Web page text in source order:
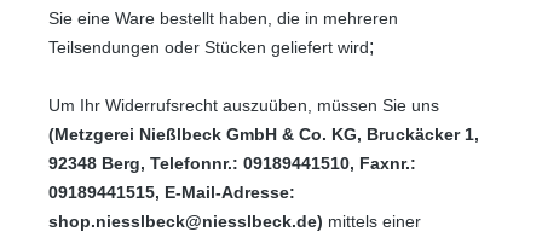
Sie eine Ware bestellt haben, die in mehreren
Teilsendungen oder Stücken geliefert wird;
Um Ihr Widerrufsrecht auszuüben, müssen Sie uns
(Metzgerei Nießlbeck GmbH & Co. KG, Bruckäcker 1,
92348 Berg, Telefonnr.: 09189441510, Faxnr.:
09189441515, E-Mail-Adresse:
shop.niesslbeck@niesslbeck.de) mittels einer